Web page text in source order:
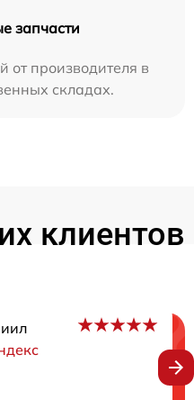
запчасти
от производителя в
складах.
клиентов